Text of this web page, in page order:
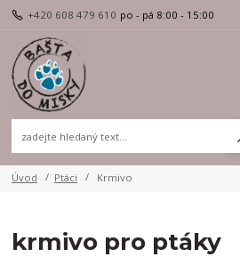
+420 608 479 610 po - pá 8:00 - 15:00
Úvod Ptáci Krmivo
krmivo pro ptáky